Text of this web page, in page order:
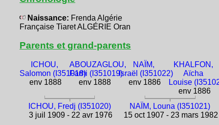
Naissance: Frenda Algérie
Française Tiaret ALGÉRIE Oran
Parents et grand-parents
ICHOU,
Salomon (I351018)
env 1888
ABOUZAGLOU,
Farhi (I351019)
env 1888
NAÏM,
Israël (I351022)
env 1886
KHALFON,
Aïcha
Louise
env 1886
ICHOU, Fredj (I351020)
3 juil 1909 - 22 avr 1976
NAÏM, Louna (I351021)
15 oct 1907 - 23 mars 1982